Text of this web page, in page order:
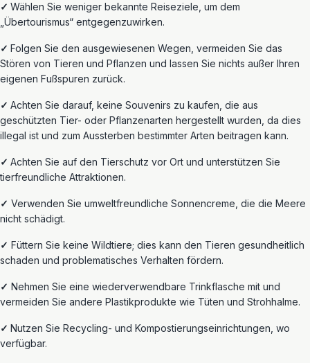
✓ Wählen Sie weniger bekannte Reiseziele, um dem
„Übertourismus“ entgegenzuwirken.
✓ Folgen Sie den ausgewiesenen Wegen, vermeiden Sie das
Stören von Tieren und Pflanzen und lassen Sie nichts außer Ihren
eigenen Fußspuren zurück.
✓ Achten Sie darauf, keine Souvenirs zu kaufen, die aus
geschützten Tier- oder Pflanzenarten hergestellt wurden, da dies
illegal ist und zum Aussterben bestimmter Arten beitragen kann.
✓ Achten Sie auf den Tierschutz vor Ort und unterstützen Sie
tierfreundliche Attraktionen.
✓ Verwenden Sie umweltfreundliche Sonnencreme, die die Meere
nicht schädigt.
✓ Füttern Sie keine Wildtiere; dies kann den Tieren gesundheitlich
schaden und problematisches Verhalten fördern.
✓ Nehmen Sie eine wiederverwendbare Trinkflasche mit und
vermeiden Sie andere Plastikprodukte wie Tüten und Strohhalme.
✓ Nutzen Sie Recycling- und Kompostierungseinrichtungen, wo
verfügbar.